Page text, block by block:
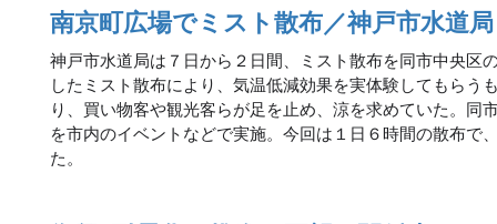
南京町広場でミスト散布／神戸市水道局
神戸市水道局は７日から２日間、ミスト散布を同市中央区
したミスト散布により、気温低減効果を実体験してもらう
り、買い物客や観光客らが足を止め、涼を求めていた。同
を市内のイベントなどで実施。今回は１日６時間の散布で
た。